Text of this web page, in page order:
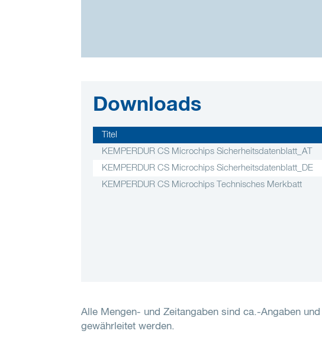
Downloads
Titel
KEMPERDUR CS Microchips Sicherheitsdatenblatt_AT
KEMPERDUR CS Microchips Sicherheitsdatenblatt_DE
KEMPERDUR CS Microchips Technisches Merkbatt
Alle Mengen- und Zeitangaben sind ca.-Angaben
gewährleitet werden.